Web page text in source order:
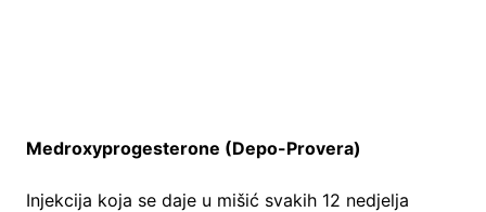
Medroxyprogesterone (Depo-Provera)
Injekcija koja se daje u mišić svakih 12 nedjelja